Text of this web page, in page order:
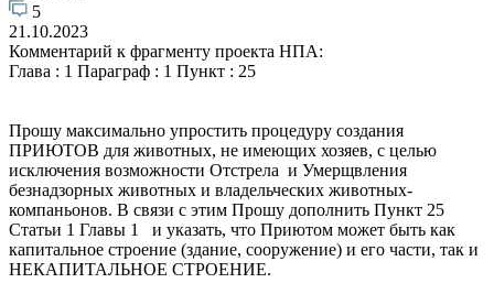
5
21.10.2023
Комментарий к фрагменту проекта НПА:
Глава : 1 Параграф : 1 Пункт : 25
Прошу максимально упростить процедуру создания
ПРИЮТОВ для животных, не имеющих хозяев, с целью
исключения возможности Отстрела и Умерщвления
безнадзорных животных и владельческих животных-
компаньонов. В связи с этим Прошу дополнить Пункт 25
Статьи 1 Главы 1 и указать, что Приютом может быть как
капитальное строение (здание, сооружение) и его части, так и
НЕКАПИТАЛЬНОЕ СТРОЕНИЕ.